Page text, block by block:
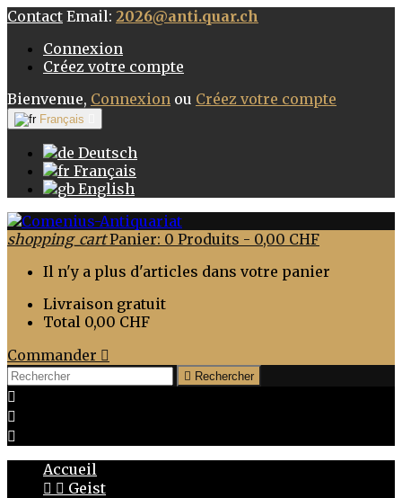
Contact Email: 2026@anti.quar.ch
Connexion
Créez votre compte
Bienvenue, Connexion ou Créez votre compte
Français
Deutsch
Français
English
shopping_cart Panier: 0 Produits - 0,00 CHF
Il n'y a plus d'articles dans votre panier
Livraison gratuit
Total 0,00 CHF
Commander 
 Rechercher



Accueil
  Geist